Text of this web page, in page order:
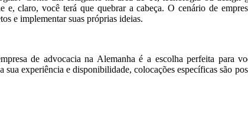
claro, você terá que quebrar a cabeça. O cenário de
e implementar suas próprias ideias.
de advocacia na Alemanha é a escolha perfeita para
experiência e disponibilidade, colocações específicas são